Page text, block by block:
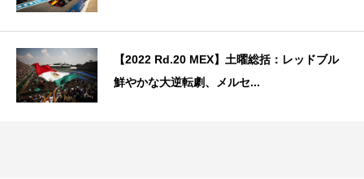
【2022 Rd.20 MEX】土曜総括：レッドブル
鮮やかな大逆転劇、メルセ...